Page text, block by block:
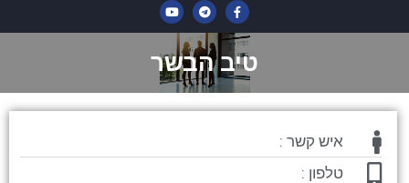
טיב הבשר
איש קשר :
טלפון :